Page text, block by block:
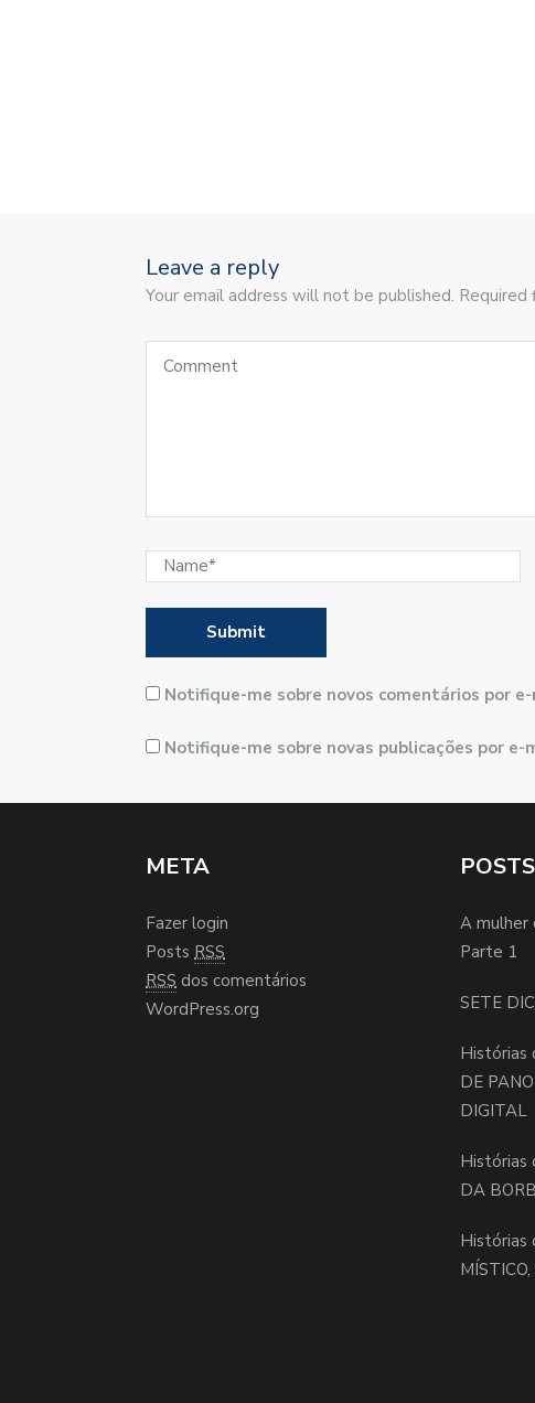
Leave a reply
Your email address will not be published. Required
Notifique-me sobre novos comentários por
Notifique-me sobre novas publicações por e-
META
Fazer login
Posts RSS
RSS dos comentários
WordPress.org
A mulher
Parte 1
SETE
Histórias
DE
DIGITAL
Histórias
DA
Histórias